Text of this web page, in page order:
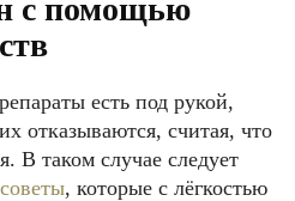
с помощью
есть под рукой,
отказываются, считая, что
В таком случае следует
, которые с лёгкостью